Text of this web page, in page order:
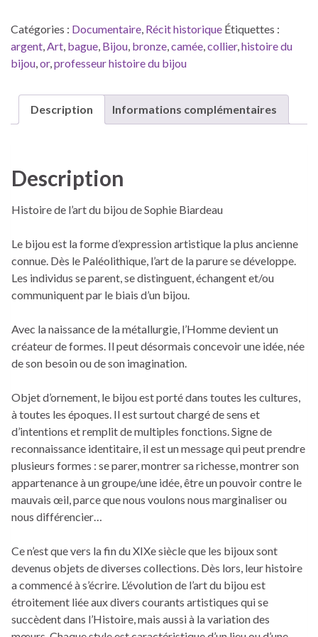
Catégories : Documentaire, Récit historique Étiquettes :
argent,Art, bague, Bijou, bronze,camée,collier,histoire du
bijou,or,professeur histoire du bijou
Description Informations complémentaires
Description
Histoire de l’art du bijou de Sophie Biardeau
Le bijou est la forme d’expression artistique la plus ancienne
connue. Dès le Paléolithique, l’art de la parure se développe.
Les individus se parent, se distinguent, échangent et/ou
communiquent par le biais d’un bijou.
Avec la naissance de la métallurgie, l’Homme devient un
créateur de formes. Il peut désormais concevoir une idée, née
de son besoin ou de son imagination.
Objet d’ornement, le bijou est porté dans toutes les cultures,
à toutes les époques. Il est surtout chargé de sens et
d’intentions et remplit de multiples fonctions. Signe de
reconnaissance identitaire, il est un message qui peut prendre
plusieurs formes : se parer, montrer sa richesse, montrer son
appartenance à un groupe/une idée, être un pouvoir contre le
mauvais œil, parce que nous voulons nous marginaliser ou
nous différencier…
Ce n’est que vers la fin du XIXe siècle que les bijoux sont
devenus objets de diverses collections. Dès lors, leur histoire
a commencé à s’écrire. L’évolution de l’art du bijou est
étroitement liée aux divers courants artistiques qui se
succèdent dans l’Histoire, mais aussi à la variation des